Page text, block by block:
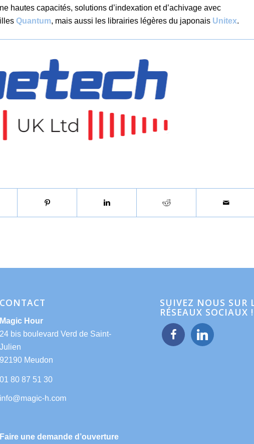
hautes capacités, solutions d’indexation et d’achivage avec
Quantum, mais aussi les librairies légères du japonais Unitex.
CONTACT
Magic Hour
24 bis boulevard Verd de Saint-
Julien
92190 Meudon
01 80 87 51 30
Faire une demande d’ouverture
SUIVEZ NOUS SUR
RÉSEAUX SOCIAUX !
facebooklinkedin